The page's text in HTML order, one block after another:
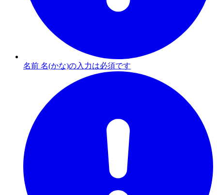
名前 名(かな)の入力は必須です